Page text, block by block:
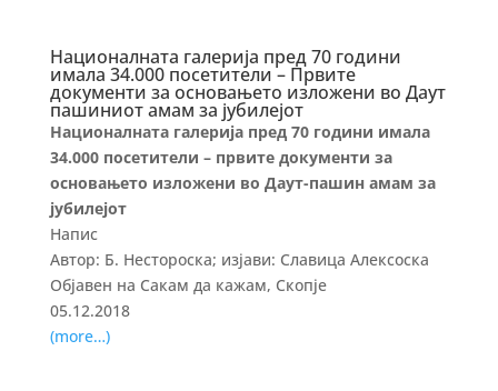
Националната галерија пред 70 години
имала 34.000 посетители – Првите
документи за основањето изложени во Даут
пашиниот амам за јубилејот
Националната галерија пред 70 години имала
34.000 посетители – првите документи за
основањето изложени во Даут-пашин амам за
јубилејот
Напис
Автор: Б. Нестороска; изјави: Славица Алексоска
Објавен на Сакам да кажам, Скопје
05.12.2018
(more…)